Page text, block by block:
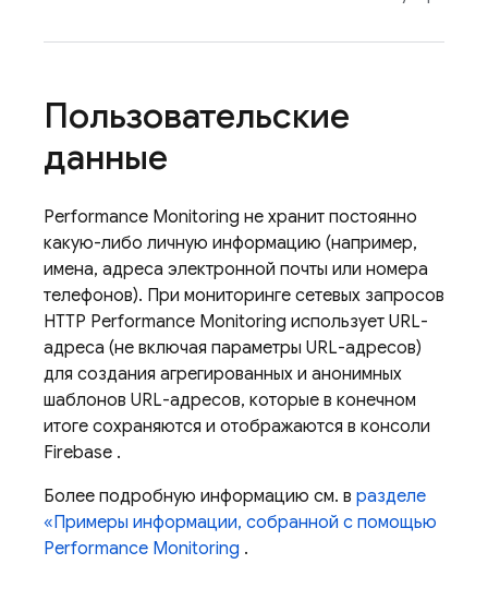
Пользовательские
данные
Performance Monitoring не хранит постоянно
какую-либо личную информацию (например,
имена, адреса электронной почты или номера
телефонов). При мониторинге сетевых запросов
HTTP Performance Monitoring использует URL-
адреса (не включая параметры URL-адресов)
для создания агрегированных и анонимных
шаблонов URL-адресов, которые в конечном
итоге сохраняются и отображаются в консоли
Firebase .
Более подробную информацию см. в разделе
«Примеры информации, собранной с помощью
Performance Monitoring .